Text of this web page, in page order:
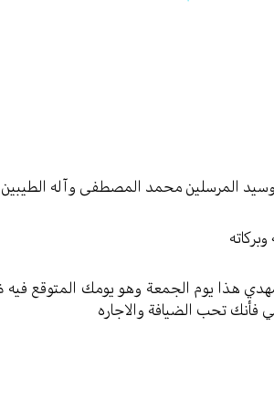
وسيد المرسلين محمد المصطفى وآله الطيبين
هذا يوم الجمعة وهو يومك المتوقع
فأنك تحب الضيافة والاجاره